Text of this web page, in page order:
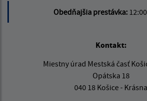
Obedňajšia prestávka:
Kontakt:
Miestny úrad Mestská časť
Opátska 18
040 18 Košice - Krásna